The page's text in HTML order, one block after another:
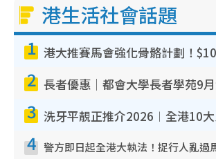
港生活社會話題
1
2
3
4